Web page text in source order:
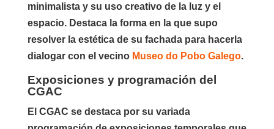
minimalista y su uso creativo de la luz y el
espacio. Destaca la forma en la que supo
resolver la estética de su fachada para hacerla
dialogar con el vecino Museo do Pobo Galego.
Exposiciones y programación del
CGAC
El CGAC se destaca por su variada